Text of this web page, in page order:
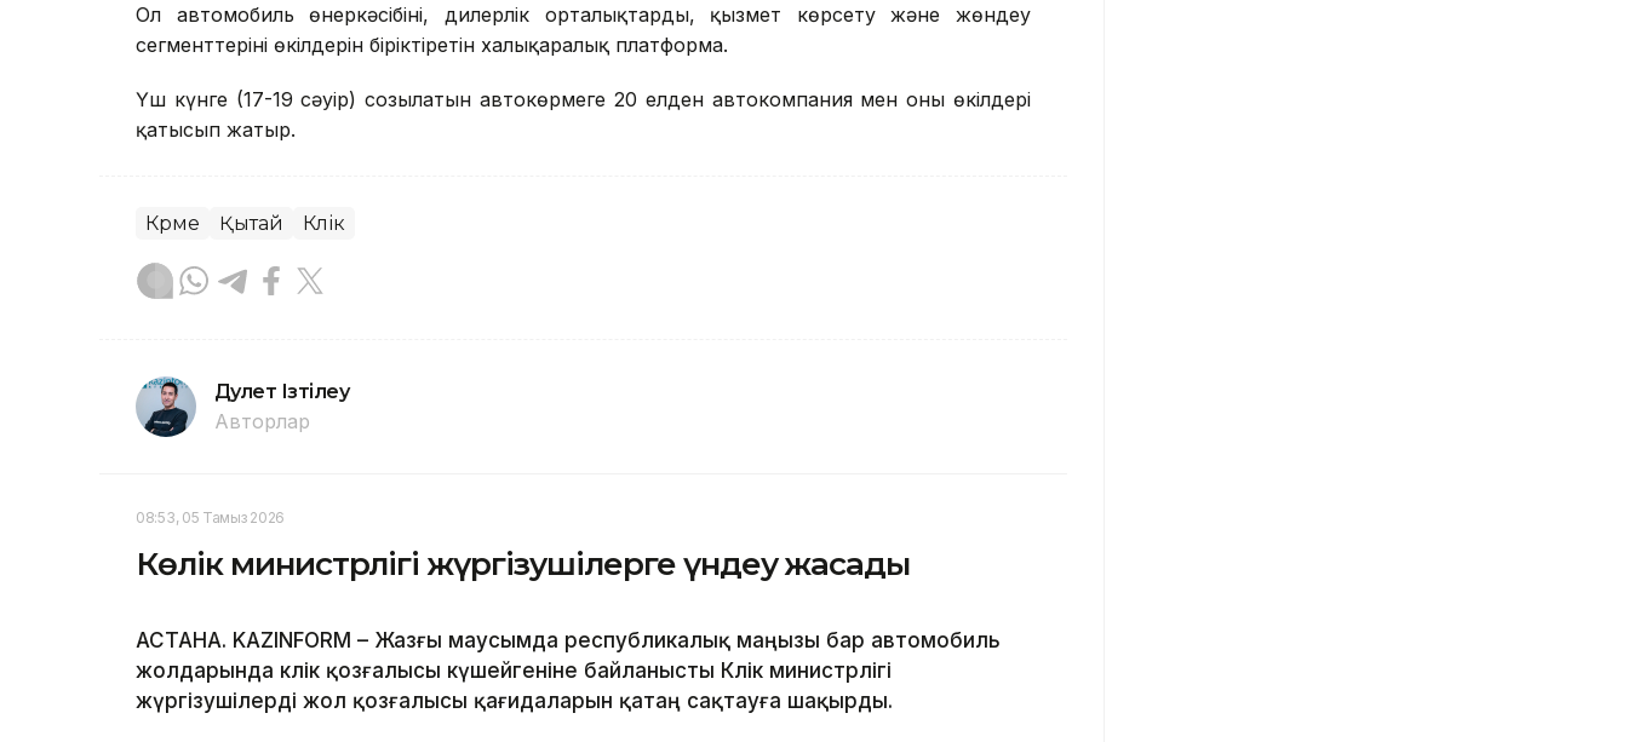
Ол автомобиль өнеркәсібінің, дилерлік орталықтардың, қызмет көрсету және жөндеу
сегменттерінің өкілдерін біріктіретін халықаралық платформа.
Үш күнге (17-19 сәуір) созылатын автокөрмеге 20 елден автокомпания мен оның өкілдері
қатысып жатыр.
Көрме Қытай Көлік
Дәулет Ізтілеу
Авторлар
08:53, 05 Тамыз 2026
Көлік министрлігі жүргізушілерге үндеу жасады
АСТАНА. KAZINFORM – Жазғы маусымда республикалық маңызы бар автомобиль
жолдарында көлік қозғалысы күшейгеніне байланысты Көлік министрлігі
жүргізушілерді жол қозғалысы қағидаларын қатаң сақтауға шақырды.